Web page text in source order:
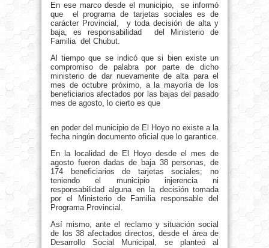
En ese marco desde el municipio, se informó
que el programa de tarjetas sociales es de
carácter Provincial, y toda decisión de alta y
baja, es responsabilidad del Ministerio de
Familia del Chubut.
Al tiempo que se indicó que si bien existe un
compromiso de palabra por parte de dicho
ministerio de dar nuevamente de alta para el
mes de octubre próximo, a la mayoría de los
beneficiarios afectados por las bajas del pasado
mes de agosto, lo cierto es que
en poder del municipio de El Hoyo no existe a la
fecha ningún documento oficial que lo garantice.
En la localidad de El Hoyo desde el mes de
agosto fueron dadas de baja 38 personas, de
174 beneficiarios de tarjetas sociales; no
teniendo el municipio injerencia ni
responsabilidad alguna en la decisión tomada
por el Ministerio de Familia responsable del
Programa Provincial.
Así mismo, ante el reclamo y situación social
de los 38 afectados directos, desde el área de
Desarrollo Social Municipal, se planteó al